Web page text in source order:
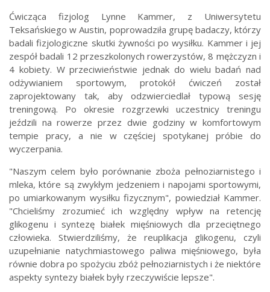
Ćwicząca fizjolog Lynne Kammer, z Uniwersytetu
Teksańskiego w Austin, poprowadziła grupę badaczy, którzy
badali fizjologiczne skutki żywności po wysiłku. Kammer i jej
zespół badali 12 przeszkolonych rowerzystów, 8 mężczyzn i
4 kobiety. W przeciwieństwie jednak do wielu badań nad
odżywianiem sportowym, protokół ćwiczeń został
zaprojektowany tak, aby odzwierciedlał typową sesję
treningową. Po okresie rozgrzewki uczestnicy treningu
jeździli na rowerze przez dwie godziny w komfortowym
tempie pracy, a nie w częściej spotykanej próbie do
wyczerpania.
"Naszym celem było porównanie zboża pełnoziarnistego i
mleka, które są zwykłym jedzeniem i napojami sportowymi,
po umiarkowanym wysiłku fizycznym", powiedział Kammer.
"Chcieliśmy zrozumieć ich względny wpływ na retencję
glikogenu i syntezę białek mięśniowych dla przeciętnego
człowieka. Stwierdziliśmy, że reuplikacja glikogenu, czyli
uzupełnianie natychmiastowego paliwa mięśniowego, była
równie dobra po spożyciu zbóż pełnoziarnistych i że niektóre
aspekty syntezy białek były rzeczywiście lepsze".